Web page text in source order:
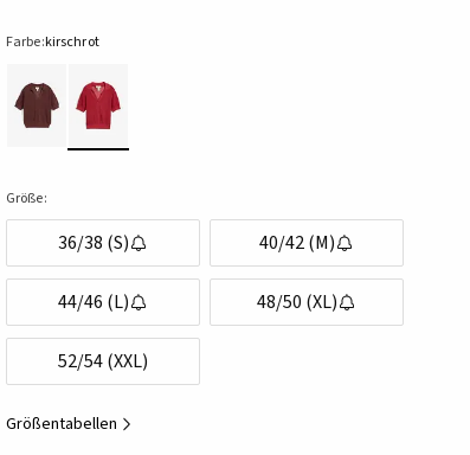
Farbe:kirschrot
Größe:
36/38 (S) 40/42 (M)
44/46 (L) 48/50 (XL)
52/54 (XXL)
Größentabellen